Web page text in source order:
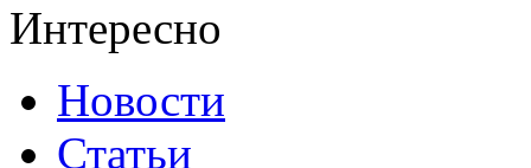
Интересно
Новости
Статьи